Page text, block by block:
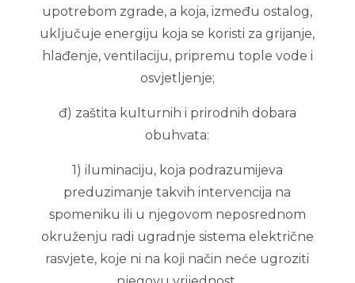
upotrebom zgrade, a koja, između ostalog,
uključuje energiju koja se koristi za grijanje,
hlađenje, ventilaciju, pripremu tople vode i
osvjetljenje;
đ) zaštita kulturnih i prirodnih dobara
obuhvata:
1) iluminaciju, koja podrazumijeva
preduzimanje takvih intervencija na
spomeniku ili u njegovom neposrednom
okruženju radi ugradnje sistema električne
rasvjete, koje ni na koji način neće ugroziti